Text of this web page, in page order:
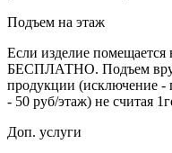
Подъем на этаж
Если изделие помещается
БЕСПЛАТНО. Подъем
продукции (исключение -
- 50 руб/этаж) не считая
Доп. услуги